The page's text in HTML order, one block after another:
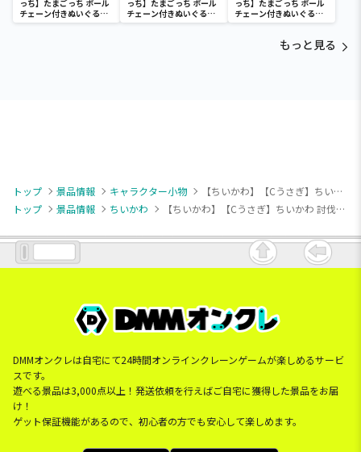
っち】たまごっち ボール
チェーン付きぬいぐるみ
～Tamagotchi
っち】たまごっち ボール
チェーン付きぬいぐるみ
～Tamagotchi
っち】たまごっち ボール
チェーン付きぬいぐるみ
～Tamagotchi
もっと見る
トップ 景品情報 キャラクター小物
【ちいかわ】【Cうさぎ】ちいかわ 討伐マスコット
トップ
景品情報 ちいかわ 【ちいかわ】【Cうさぎ】ちいかわ 討伐マスコット
DMMオンクレは自宅にて24時間オンラインクレーンゲームが楽しめるサービ
スです。
遊べる景品は3,000点以上！発送依頼を行えばご自宅に獲得した景品をお届
け！
ゲット保証機能があるので、初心者の方でも安心して楽しめます。